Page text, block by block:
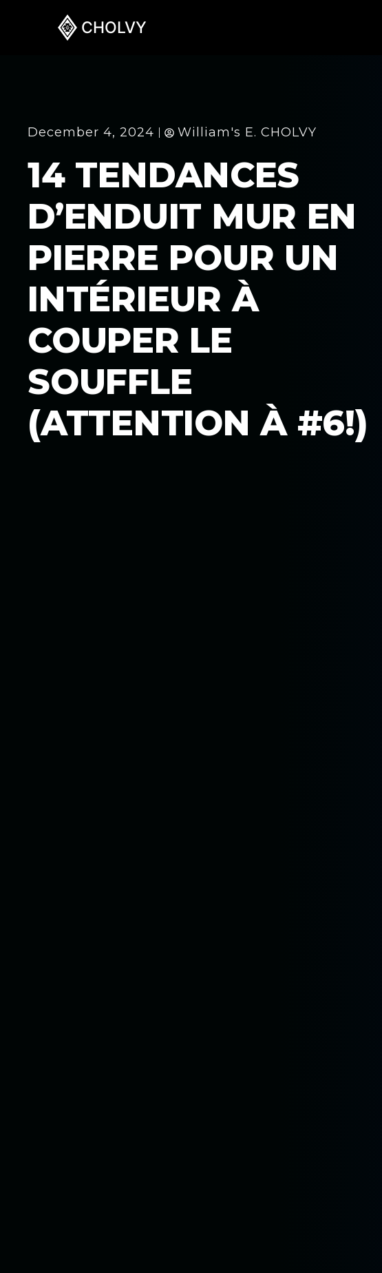
CHOLVY
December 4, 2024 William's E. CHOLVY
14 TENDANCES
D’ENDUIT MUR EN
PIERRE POUR UN
INTÉRIEUR À
COUPER LE
SOUFFLE
(ATTENTION À #6!)